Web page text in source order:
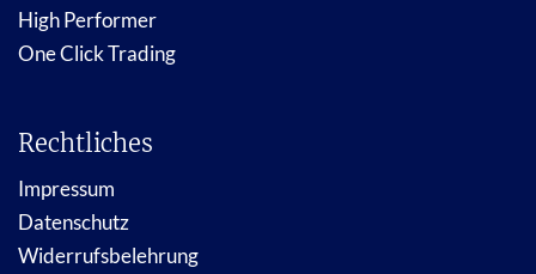
High Performer
One Click Trading
Rechtliches
Impressum
Datenschutz
Widerrufsbelehrung